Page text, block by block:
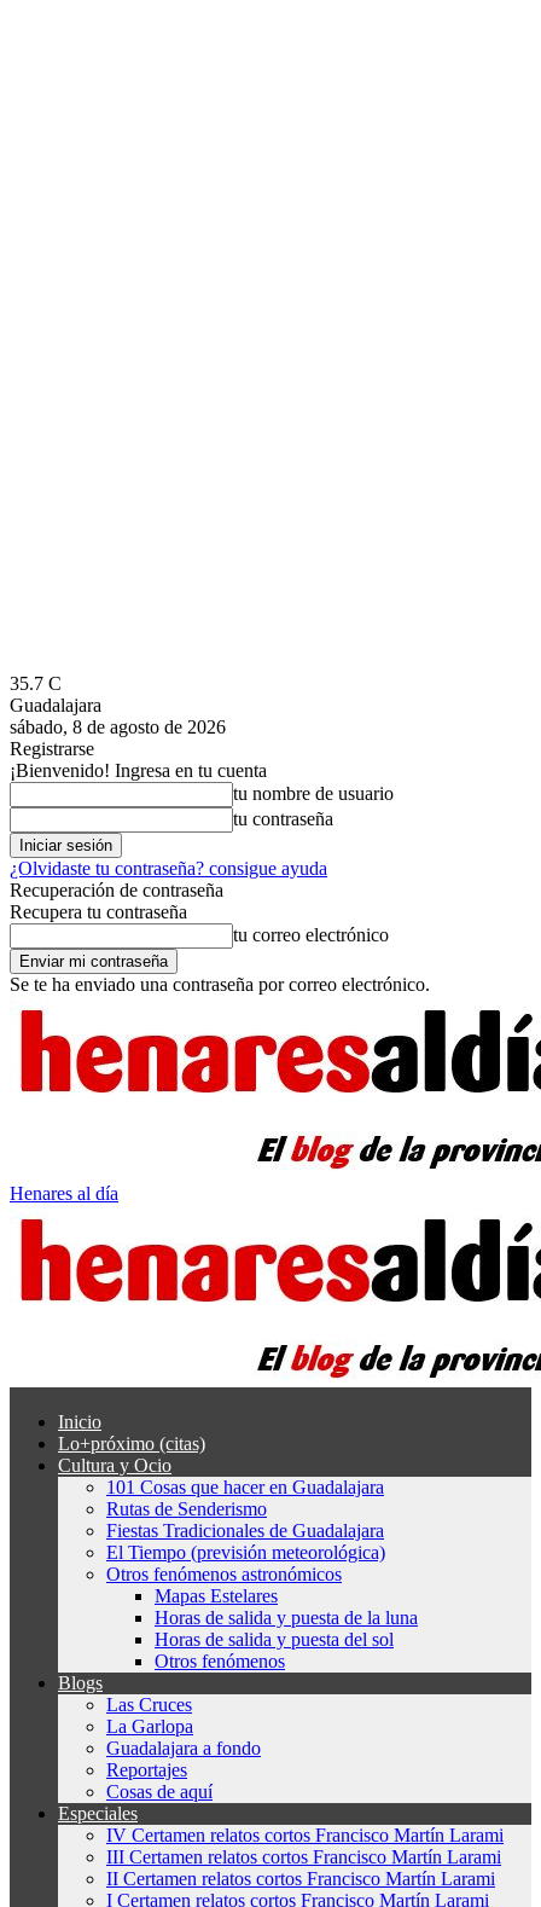
35.7 C
Guadalajara
sábado, 8 de agosto de 2026
Registrarse
¡Bienvenido! Ingresa en tu cuenta
tu nombre de usuario
tu contraseña
¿Olvidaste tu contraseña? consigue ayuda
Recuperación de contraseña
Recupera tu contraseña
tu correo electrónico
Se te ha enviado una contraseña por correo electrónico.
Henares al día
Inicio
Lo+próximo (citas)
Cultura y Ocio
101 Cosas que hacer en Guadalajara
Rutas de Senderismo
Fiestas Tradicionales de Guadalajara
El Tiempo (previsión meteorológica)
Otros fenómenos astronómicos
Mapas Estelares
Horas de salida y puesta de la luna
Horas de salida y puesta del sol
Otros fenómenos
Blogs
Las Cruces
La Garlopa
Guadalajara a fondo
Reportajes
Cosas de aquí
Especiales
IV Certamen relatos cortos Francisco Martín Larami
III Certamen relatos cortos Francisco Martín Larami
II Certamen relatos cortos Francisco Martín Larami
I Certamen relatos cortos Francisco Martín Larami